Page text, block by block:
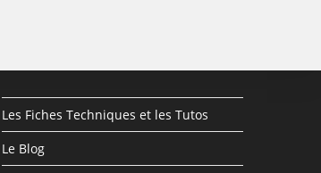
Les Fiches Techniques et les Tutos
Le Blog